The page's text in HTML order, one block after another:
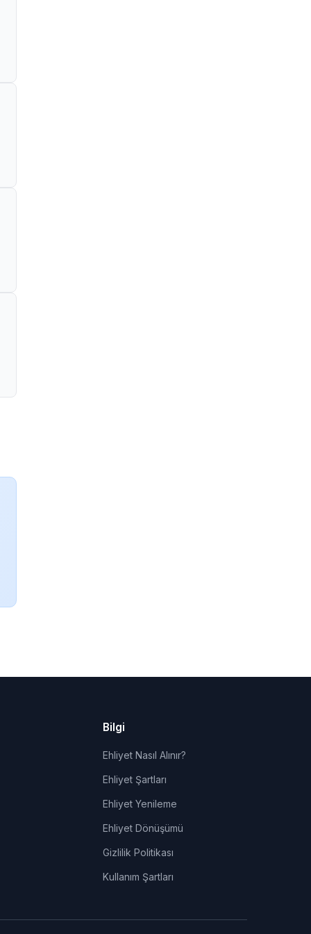
Bilgi
Ehliyet Nasıl Alınır?
Ehliyet Şartları
Ehliyet Yenileme
Ehliyet Dönüşümü
Gizlilik Politikası
Kullanım Şartları